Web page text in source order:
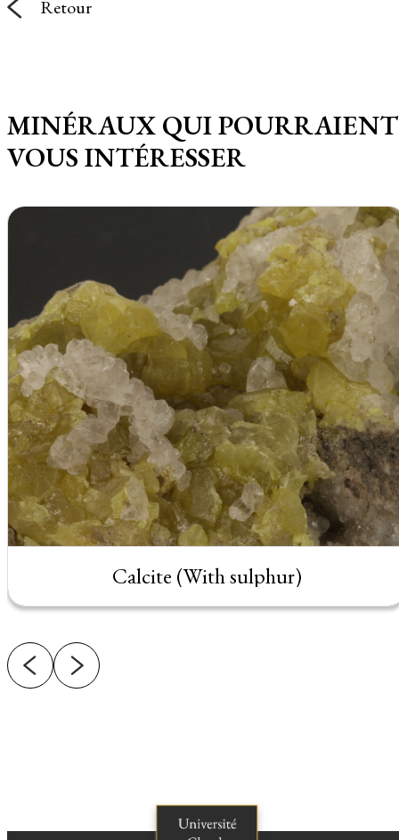
Retour
MINÉRAUX QUI POURRAIENT
VOUS INTÉRESSER
Calcite (With sulphur)